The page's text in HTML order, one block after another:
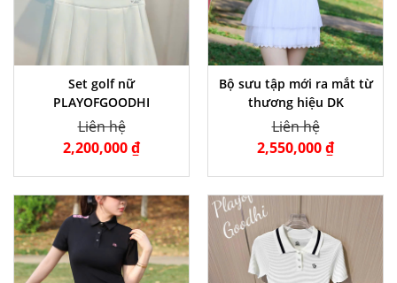
Set golf nữ
PLAYOFGOODHI
Liên hệ
2,200,000 ₫
Bộ sưu tập mới ra mắt từ
thương hiệu DK
Liên hệ
2,550,000 ₫